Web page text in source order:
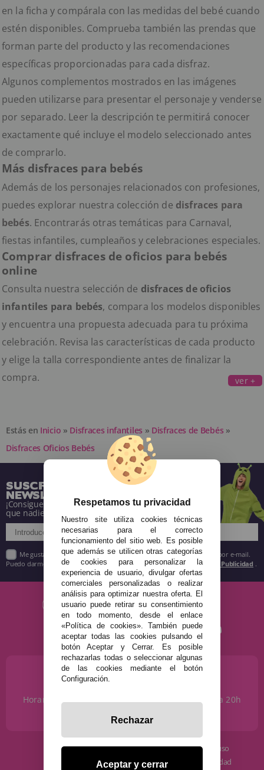
en la ficha y compárala con las medidas del bebé cuando
estén disponibles. Comprueba también las prendas que
forman parte del producto y las recomendaciones
específicas proporcionadas para cada disfraz.
Algunos complementos mostrados en las imágenes
pueden utilizarse para presentar el personaje y venderse
por separado. Leer la descripción te permitirá conocer
exactamente qué incluye el modelo seleccionado antes
de comprarlo.
Más disfraces para bebés
Además de los personajes relacionados con profesiones,
puedes explorar nuestra colección de disfraces para
bebés. Encontrarás otras temáticas para Carnaval,
fiestas infantiles, cumpleaños y celebraciones especiales.
Comprar disfraces de oficios para bebés
online
Consulta nuestra selección de disfraces de oficios
infantiles para bebés, compara los modelos disponibles
y encuentra una propuesta adecuada para tu próxima
celebración. Revisa las características de cada producto
y elige la talla correspondiente antes de finalizar la
compra.
ver +
Estás en Inicio » Disfraces infantiles » Disfraces de Bebés »
Disfraces Oficios Bebés
SUSCRÍBETE A NUESTRA
NEWSLETTER
¡Consigue descuentos y entérate de todo antes
que nadie!
Me gustaría recibir descuentos exclusivos, novedades y tendencias por e-mail.
Puedo darme de baja cuando quiera según lo recogido en la Política de Publicidad .
¿NECESITAS AYUDA?
Horario de Lunes a Sábados de 10 a 14h y de 17 a 20h
info@disfracestuyyo.com
· Quiénes somos
· Condiciones de uso
· Política de privacidad
Respetamos tu privacidad
Nuestro site utiliza cookies técnicas
necesarias para el correcto
funcionamiento del sitio web. Es posible
que además se utilicen otras categorías
de cookies para personalizar la
experiencia de usuario, divulgar ofertas
comerciales personalizadas o realizar
análisis para optimizar nuestra oferta. El
usuario puede retirar su consentimiento
en todo momento, desde el enlace
«Política de cookies». También puede
aceptar todas las cookies pulsando el
botón Aceptar y Cerrar. Es posible
rechazarlas todas o seleccionar algunas
de las cookies mediante el botón
Configuración.
Rechazar
Aceptar y cerrar